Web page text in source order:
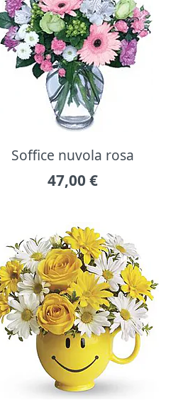
Soffice nuvola rosa
47,00 €